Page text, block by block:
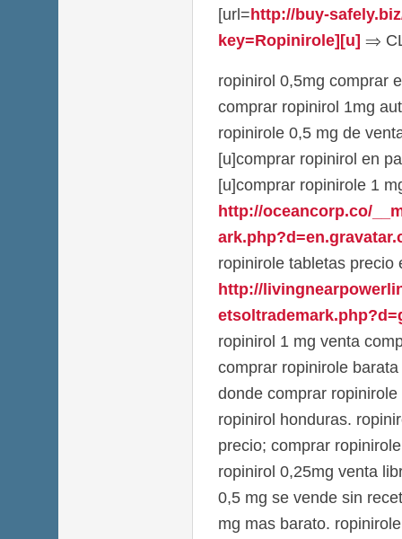
[url=http://buy-
key=Ropinirole][u] ⇒
ropinirol 0,5mg comprar
comprar ropinirol 1mg
ropinirole 0,5 mg de
[u]comprar ropinirol en
[u]comprar ropinirole 1
http://oceancorp.co/
ropinirole tabletas precio
http://
ropinirol 1 mg venta
comprar ropinirole
donde comprar
ropinirol honduras.
precio; comprar
ropinirol 0,25mg venta
0,5 mg se vende sin
mg mas barato.